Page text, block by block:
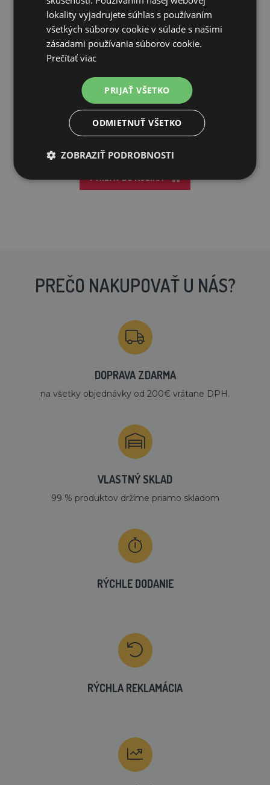
MIKROP - MSM HORSE 0.75 kg
14,29€
SKLADOM
PRIDAŤ DO KOŠÍKA
PREČO NAKUPOVAŤ U NÁS?
DOPRAVA ZDARMA
na všetky objednávky od 200€ vrátane DPH.
VLASTNÝ SKLAD
99 % produktov držíme priamo skladom
RÝCHLE DODANIE
RÝCHLA REKLAMÁCIA
lokality vyjadrujete súhlas s používaním
všetkých súborov cookie v súlade s našimi
zásadami používania súborov cookie.
Prečítať viac
PRIJAŤ VŠETKO
ODMIETNUŤ VŠETKO
ZOBRAZIŤ PODROBNOSTI